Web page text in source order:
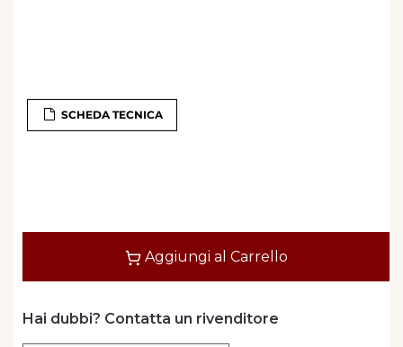
SCHEDA TECNICA
Aggiungi al Carrello
Hai dubbi? Contatta un rivenditore